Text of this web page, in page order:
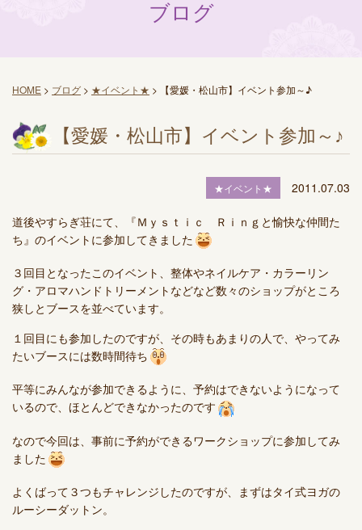
ブログ
HOME > ブログ > ★イベント★ > 【愛媛・松山市】イベント参加～♪
【愛媛・松山市】イベント参加～♪
★イベント★ 2011.07.03
道後やすらぎ荘にて、『Ｍｙｓｔｉｃ Ｒｉｎｇと愉快な仲間た
ち』のイベントに参加してきました
３回目となったこのイベント、整体やネイルケア・カラーリン
グ・アロマハンドトリーメントなどなど数々のショップがところ
狭しとブースを並べています。
１回目にも参加したのですが、その時もあまりの人で、やってみ
たいブースには数時間待ち
平等にみんなが参加できるように、予約はできないようになって
いるので、ほとんどできなかったのです
なので今回は、事前に予約ができるワークショップに参加してみ
ました
よくばって３つもチャレンジしたのですが、まずはタイ式ヨガの
ルーシーダットン。